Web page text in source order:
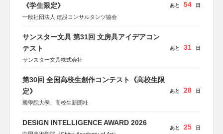
《学生限定》
一般社団法人 建設コンサルタンツ協会
あと 54 日
サンスター文具 第31回 文房具アイデアコン
テスト
サンスター文具株式会社
あと 31 日
第30回 全国高校生創作コンテスト《高校生限
定》
國學院大學、高校生新聞社
あと 28 日
DESIGN INTELLIGENCE AWARD 2026
あと 25 日